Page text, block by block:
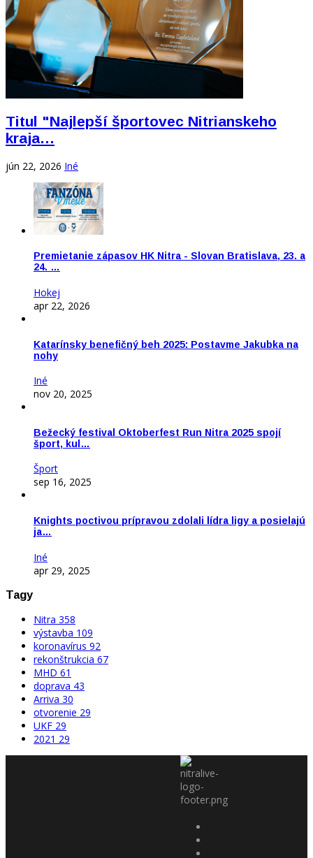
Titul "Najlepší športovec Nitrianskeho
kraja…
jún 22, 2026 Iné
Premietanie zápasov HK Nitra - Slovan Bratislava, 23. a
24. …
Hokej
apr 22, 2026
Katarínsky benefičný beh 2025: Postavme Jakubka na
nohy
Iné
nov 20, 2025
Bežecký festival Oktoberfest Run Nitra 2025 spojí
šport, kul…
Šport
sep 16, 2025
Knights poctivou prípravou zdolali lídra ligy a posielajú
ja…
Iné
apr 29, 2025
Tagy
Nitra 358
výstavba 109
koronavírus 92
rekonštrukcia 67
MHD 61
doprava 43
Arriva 30
otvorenie 29
UKF 29
2021 29